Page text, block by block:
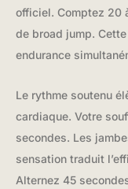
officiel. Comptez 20
de broad jump.
endurance
Le rythme soutenu
cardiaque. Votre
secondes. Les
sensation traduit
Alternez 45